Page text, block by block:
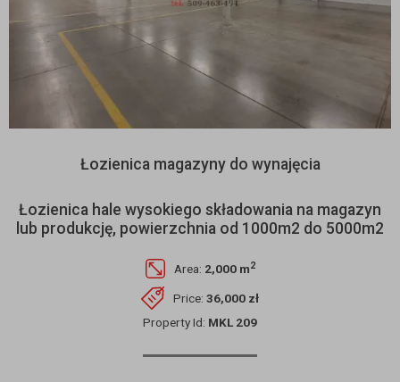
Łozienica magazyny do wynajęcia
Łozienica hale wysokiego składowania na magazyn
lub produkcję, powierzchnia od 1000m2 do 5000m2
Area: 2,000 m2
Price: 36,000 zł
Property Id: MKL 209